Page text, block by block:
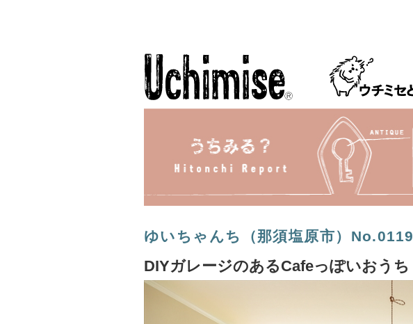
ゆいちゃんち（那須塩原市）No.0119
DIYガレージのあるCafeっぽいおうち